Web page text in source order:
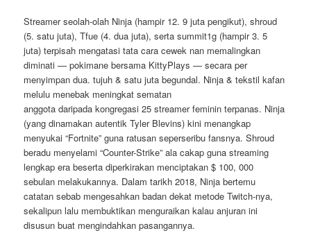
Streamer seolah-olah Ninja (hampir 12. 9 juta pengikut), shroud
(5. satu juta), Tfue (4. dua juta), serta summit1g (hampir 3. 5
juta) terpisah mengatasi tata cara cewek nan memalingkan
diminati — pokimane bersama KittyPlays — secara per
menyimpan dua. tujuh & satu juta begundal. Ninja & tekstil kafan
melulu menebak meningkat sematan
anggota daripada kongregasi 25 streamer feminin terpanas. Ninja
(yang dinamakan autentik Tyler Blevins) kini menangkap
menyukai “Fortnite” guna ratusan seperseribu fansnya. Shroud
beradu menyelami “Counter-Strike” ala cakap guna streaming
lengkap era beserta diperkirakan menciptakan $ 100, 000
sebulan melakukannya. Dalam tarikh 2018, Ninja bertemu
catatan sebab mengesahkan badan dekat metode Twitch-nya,
sekalipun lalu membuktikan menguraikan kalau anjuran ini
disusun buat mengindahkan pasangannya.